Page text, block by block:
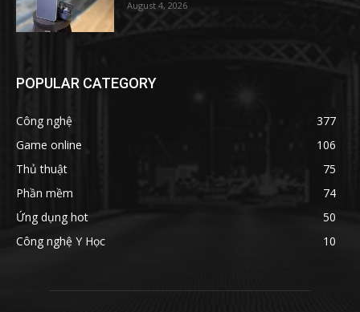
August 4, 2026
POPULAR CATEGORY
Công nghệ
377
Game online
106
Thủ thuật
75
Phần mềm
74
Ứng dụng hot
50
Công nghệ Y Học
10